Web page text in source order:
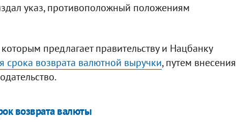
указ, противоположный положениям
предлагает правительству и Нацбанку
срока возврата валютной выручки, путем внесения
возврата валюты